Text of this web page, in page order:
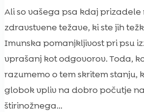
Ali so vašega psa kdaj
zdravstvene težave, ki ste jih
Imunska pomanjkljivost pri psu
vprašanj kot odgovorov. Toda,
razumemo o tem skritem stanju,
globok vpliv na dobro počutje
štirinožnega...